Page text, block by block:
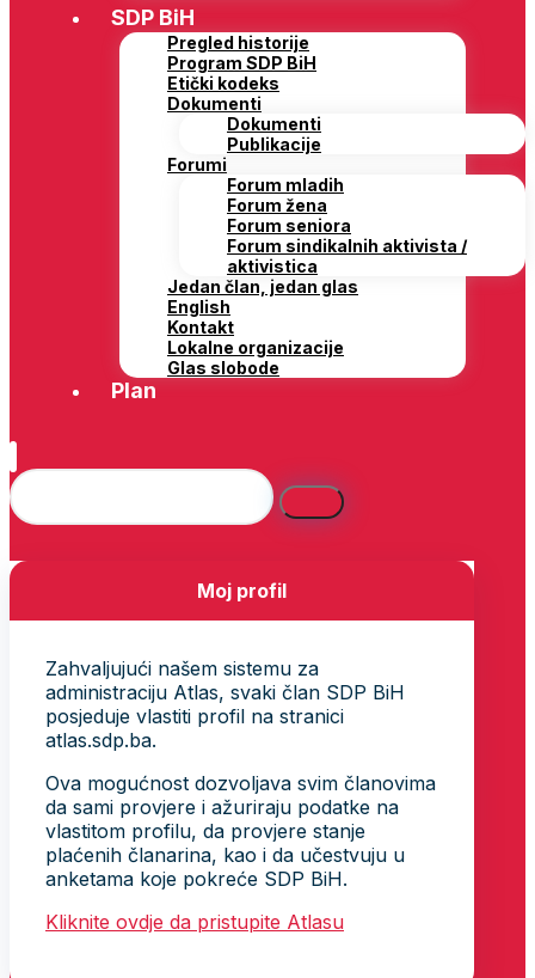
SDP BiH
Pregled historije
Program SDP BiH
Etički kodeks
Dokumenti
Dokumenti
Publikacije
Forumi
Forum mladih
Forum žena
Forum seniora
Forum sindikalnih aktivista /
aktivistica
Jedan član, jedan glas
English
Kontakt
Lokalne organizacije
Glas slobode
Plan
Moj profil
Zahvaljujući našem sistemu za
administraciju Atlas, svaki član SDP BiH
posjeduje vlastiti profil na stranici
atlas.sdp.ba.
Ova mogućnost dozvoljava svim članovima
da sami provjere i ažuriraju podatke na
vlastitom profilu, da provjere stanje
plaćenih članarina, kao i da učestvuju u
anketama koje pokreće SDP BiH.
Kliknite ovdje da pristupite Atlasu